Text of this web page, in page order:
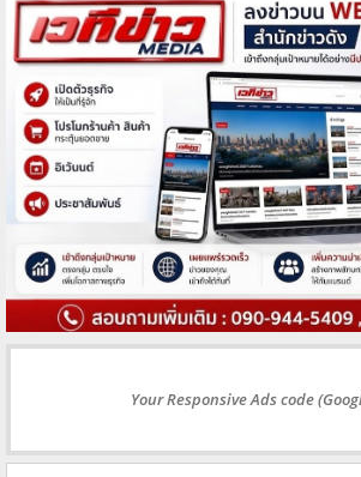
Your Responsive Ads code